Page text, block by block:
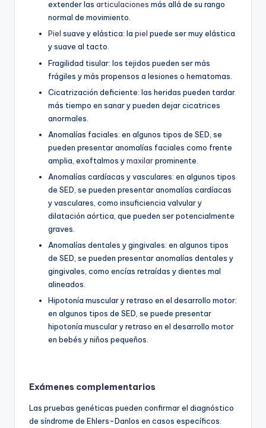
extender las articulaciones más allá de su rango
normal de movimiento.
Piel suave y elástica: la piel puede ser muy elástica
y suave al tacto.
Fragilidad tisular: los tejidos pueden ser más
frágiles y más propensos a lesiones o hematomas.
Cicatrización deficiente: las heridas pueden tardar
más tiempo en sanar y pueden dejar cicatrices
anormales.
Anomalías faciales: en algunos tipos de SED, se
pueden presentar anomalías faciales como frente
amplia, exoftalmos ymaxilarprominente.
Anomalías cardíacas y vasculares: en algunos tipos
de SED, se pueden presentar anomalías cardíacas
y vasculares, como insuficiencia valvular y
dilatación aórtica, que pueden ser potencialmente
graves.
Anomalías dentales y gingivales: en algunos tipos
de SED, se pueden presentar anomalías dentales y
gingivales, como encías retraídas y dientes mal
alineados.
Hipotonía muscular y retraso en el desarrollo motor:
en algunos tipos de SED, se puede presentar
hipotonía muscular y retraso en el desarrollo motor
en bebés y niños pequeños.
Exámenes complementarios
Las pruebas genéticas pueden confirmar el diagnóstico
de síndrome de Ehlers-Danlos en casos específicos.